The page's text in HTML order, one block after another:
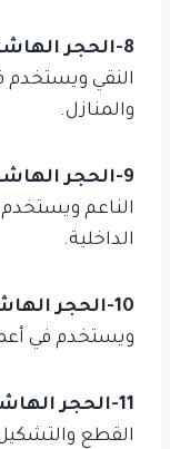
8-الحجر الهاشمي الأبيض
النقي
والمنازل.
9-الحجر الهاشمي الكريمي
الناعم
الداخلية.
10-الحجر الهاشمي المفرغ
ويستخدم في
11-الحجر الهاشمي المقطوع
القطع